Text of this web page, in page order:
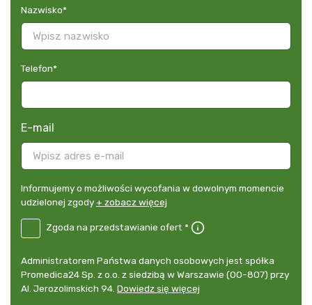
Nazwisko*
Telefon*
E-mail
Informujemy
o
wycofania
dowolnym
momencie
udzielonej
Informujemy o możliwości wycofania w dowolnym momencie
udzielonej zgody+ zobacz więcej
DE
przedstawianie
Zgoda na przedstawianie ofert *
Administrator
danych
osobowych
Administratorem Państwa danych osobowych jest spółka
Promedica24 Sp. z o.o. z siedzibą w Warszawie (00-807) przy
Al. Jerozolimskich 94. Dowiedz się więcej